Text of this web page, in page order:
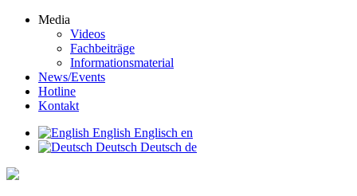
Media
Videos
Fachbeiträge
Informationsmaterial
News/Events
Hotline
Kontakt
English Englisch en
Deutsch Deutsch de